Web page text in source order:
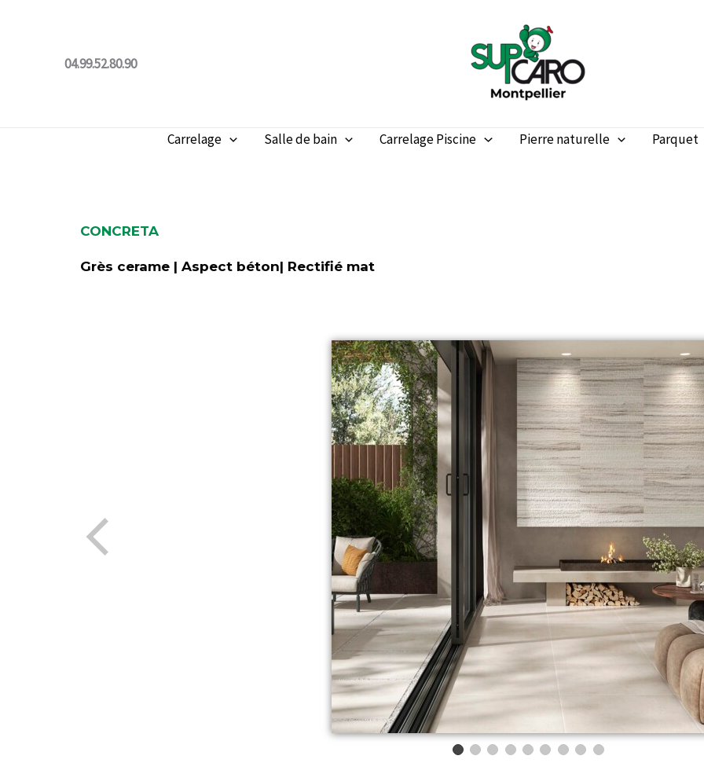
04.99.52.80.90
Carrelage Salle de bain Carrelage Piscine Pierre naturelle Parquet
CONCRETA
Grès cerame | Aspect béton| Rectifié mat